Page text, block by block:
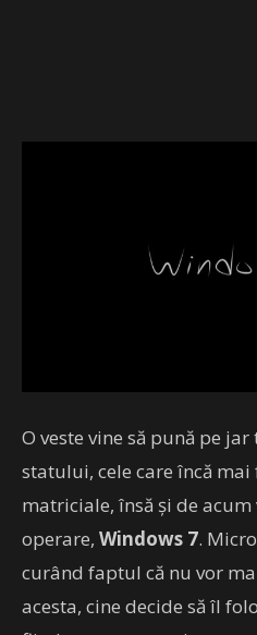
O veste vine să pună pe
statului, cele care încă
matriciale, însă și de
operare, Windows 7.
curând faptul că nu vor
acesta, cine decide să îl